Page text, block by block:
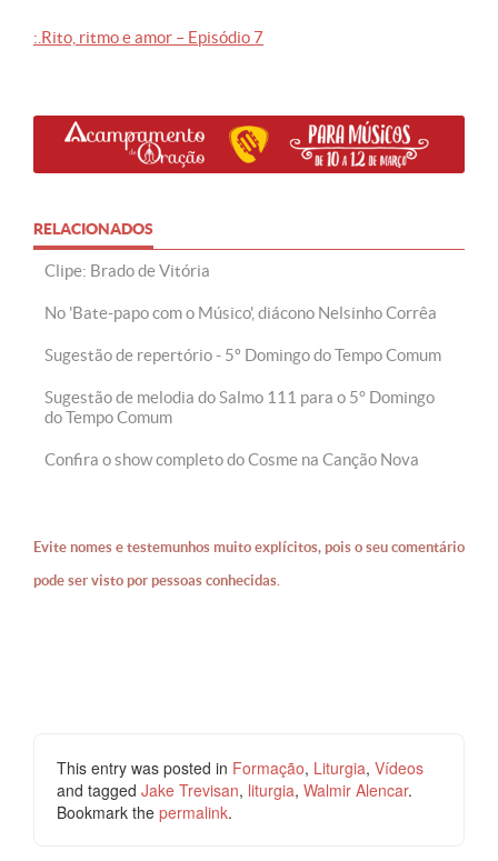
:.Rito, ritmo e amor – Episódio 7
RELACIONADOS
Clipe: Brado de Vitória
No 'Bate-papo com o Músico', diácono Nelsinho Corrêa
Sugestão de repertório - 5º Domingo do Tempo Comum
Sugestão de melodia do Salmo 111 para o 5° Domingo
do Tempo Comum
Confira o show completo do Cosme na Canção Nova
Evite nomes e testemunhos muito explícitos, pois o seu comentário
pode ser visto por pessoas conhecidas.
This entry was posted in Formação, Liturgia, Vídeos
and tagged Jake Trevisan, liturgia, Walmir Alencar.
Bookmark the permalink.